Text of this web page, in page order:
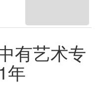
有艺术专
年